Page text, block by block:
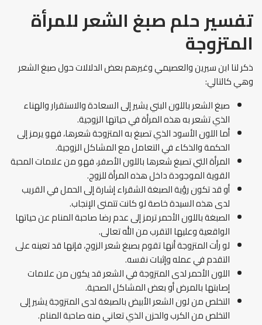
تفسير حلم صبغ الشعر للمرأة
المتزوجة
ذكر لنا ابن سيرين والعصيمي وغيرهم بعض الدلالات حول صبغ الشعر
وهي كالتالي:
صبغ الشعر باللون البني يشير إلى السعادة والاستقرار والهناء
الذي تشعر به هذه المرأة في حياتها الزوجية.
أما اللون الأسود الذي تصبغ به المتزوجة شعرها، فهو يرمز إلى
الحكمة والذكاء في التعامل مع المشاكل الزوجية.
المرأة التي تصبغ شعرها باللون الأصفر، فهو من علامات المحبة
القوية الموجودة داخل هذه المرأة للزوج.
أو قد تكون رؤية الصبغة الشقراء إشارة إلى الحمل في القريب
لدى هذه السيدة خاصة لو كانت تتمنى الإنجاب.
الصبغة باللون الأحمر ترمز إلى عدم رضا صاحبة المنام عن حياتها
الواقعية وعليها التقرب من الله تعالى.
لو رأت المتزوجة أنها تقوم بصبغ شعر الزوج، فإنها قد تعينه على
التقدم في عمله وإثبات نفسه.
اللون الأحمر لدى المتزوجة في الشعر قد يكون من علامات
إصابتها بالمرض أو بعض المشاكل الصحية.
التخلص من لون الشعر الأبيض بالصبغة لدى المتزوجة يشير إلى
التخلص من الكرب والحزن الذي تعاني منه صاحبة المنام.